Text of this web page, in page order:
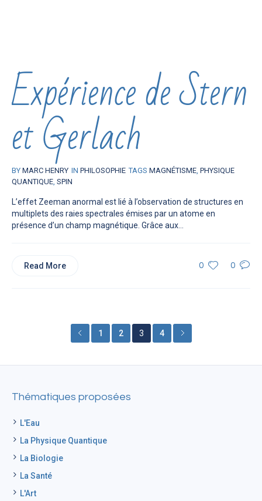
Expérience de Stern
et Gerlach
BY MARC HENRY IN PHILOSOPHIE TAGS MAGNÉTISME PHYSIQUE
QUANTIQUE SPIN
L’effet Zeeman anormal est lié à l’observation de structures en
multiplets des raies spectrales émises par un atome en
présence d’un champ magnétique. Grâce aux...
0 0
Read More
1 2 3 4
Thématiques proposées
L'Eau
La Physique Quantique
La Biologie
La Santé
L'Art